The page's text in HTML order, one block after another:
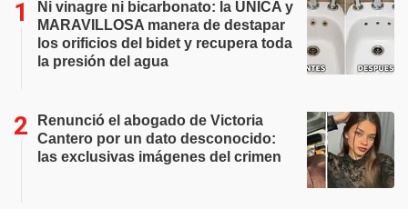
Ni vinagre ni bicarbonato: la ÚNICA y
MARAVILLOSA manera de destapar
los orificios del bidet y recupera toda
la presión del agua
Renunció el abogado de Victoria
Cantero por un dato desconocido:
las exclusivas imágenes del crimen